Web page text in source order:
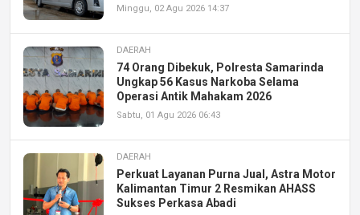
Minggu, 02 Agu 2026 14:37
DAERAH
74 Orang Dibekuk, Polresta Samarinda
Ungkap 56 Kasus Narkoba Selama
Operasi Antik Mahakam 2026
Sabtu, 01 Agu 2026 06:43
DAERAH
Perkuat Layanan Purna Jual, Astra Motor
Kalimantan Timur 2 Resmikan AHASS
Sukses Perkasa Abadi